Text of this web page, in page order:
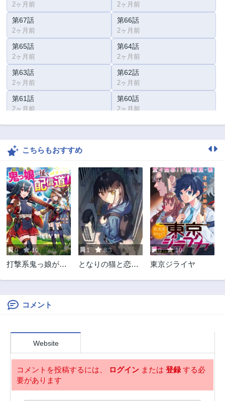
2ヶ月前 2ヶ月前
第67話
2ヶ月前
第66話
2ヶ月前
第65話
2ヶ月前
第64話
2ヶ月前
第63話
2ヶ月前
第62話
2ヶ月前
第61話
2ヶ月前
第60話
2ヶ月前
第59話 第58話
第57話
第55話
2ヶ月前
第54話
2ヶ月前
第53話
3年前
第52話
3年前
第51話
3年前
第50話
3年前
第49話
3年前
第48話
3年前
第47話 第46話
第45話
第43話
第41話
3年前
第40話
3年前
第39話
こちらもおすすめ
0 10
打撃系鬼っ娘が征
1 8.3
となりの猫と恋知
0 10
東京ジライヤ
コメント
Website
コメントを投稿するには、 ログイン または 登録する必
要があります